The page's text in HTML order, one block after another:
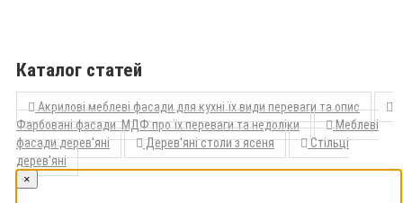
Каталог статей
Акрилові меблеві фасади для кухні їх види переваги та опис
Фарбовані фасади МДФ про їх переваги та недоліки
Меблеві
фасади дерев'яні
Дерев'яні столи з ясеня
Стільці
дерев'яні
×